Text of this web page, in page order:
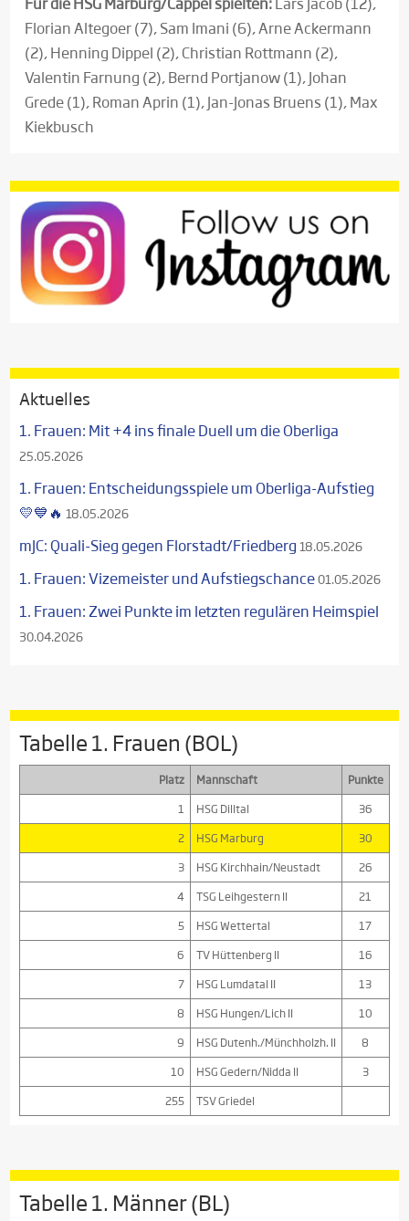
Florian Altegoer (7), Sam Imani (6), Arne Ackermann
(2), Henning Dippel (2), Christian Rottmann (2),
Valentin Farnung (2), Bernd Portjanow (1), Johan
Grede (1), Roman Aprin (1), Jan-Jonas Bruens (1), Max
Kiekbusch
Aktuelles
1. Frauen: Mit +4 ins finale Duell um die Oberliga
25.05.2026
1. Frauen: Entscheidungsspiele um Oberliga-Aufstieg
💛💙🔥 18.05.2026
mJC: Quali-Sieg gegen Florstadt/Friedberg 18.05.2026
1. Frauen: Vizemeister und Aufstiegschance01.05.2026
1. Frauen: Zwei Punkte im letzten regulären Heimspiel
30.04.2026
Tabelle 1. Frauen (BOL)
Platz Mannschaft
Punkte
1
HSG Dilltal
36
2
HSG Marburg
30
3
HSG Kirchhain/Neustadt
26
4
TSG Leihgestern II
21
5
HSG Wettertal
17
6
TV Hüttenberg II
16
7
HSG Lumdatal II
13
8
HSG Hungen/Lich II
10
9
HSG Dutenh./Münchholzh. II
8
10
HSG Gedern/Nidda II
3
255
TSV Griedel
Tabelle 1. Männer (BL)